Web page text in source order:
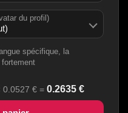
du profil)
spécifique, la
0.0527 € = 0.2635 €